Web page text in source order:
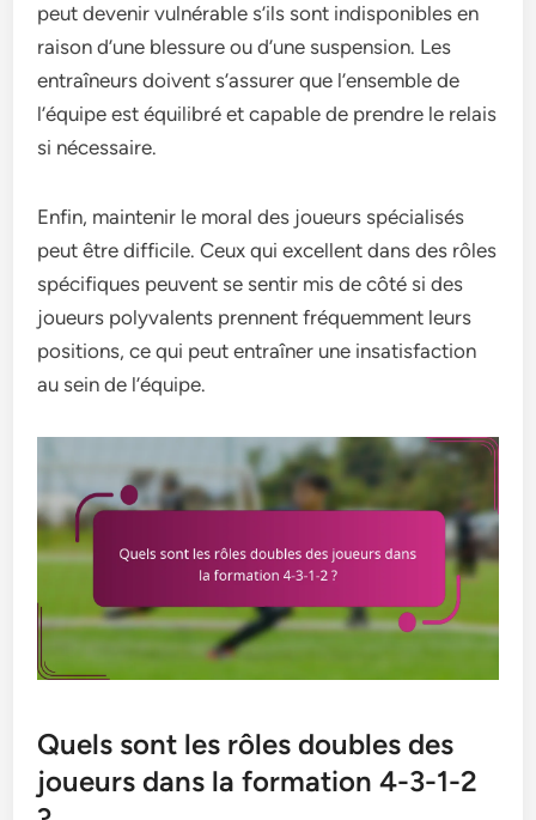
peut devenir vulnérable s’ils sont indisponibles en
raison d’une blessure ou d’une suspension. Les
entraîneurs doivent s’assurer que l’ensemble de
l’équipe est équilibré et capable de prendre le relais
si nécessaire.
Enfin, maintenir le moral des joueurs spécialisés
peut être difficile. Ceux qui excellent dans des rôles
spécifiques peuvent se sentir mis de côté si des
joueurs polyvalents prennent fréquemment leurs
positions, ce qui peut entraîner une insatisfaction
au sein de l’équipe.
Quels sont les rôles doubles des
joueurs dans la formation 4-3-1-2